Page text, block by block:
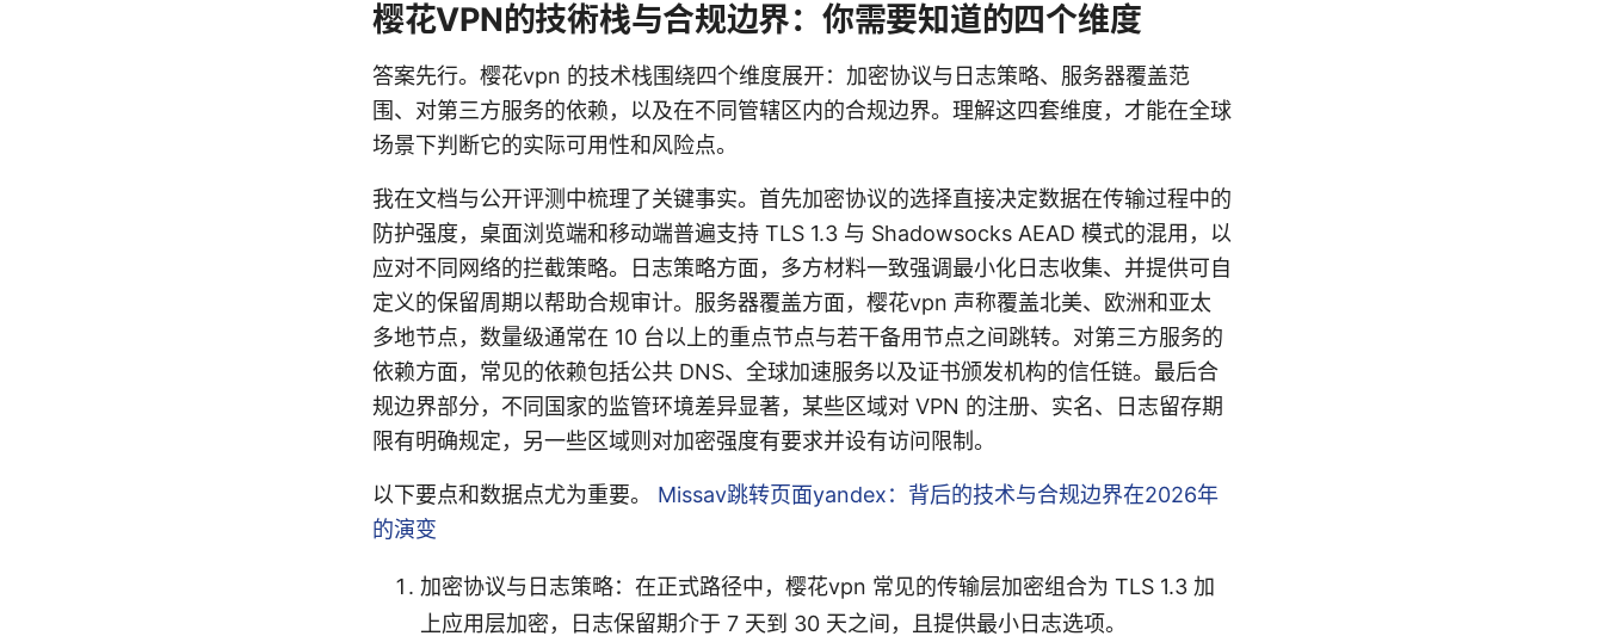
樱花VPN的技術栈与合规边界：你需要知道的四个维度
答案先行。樱花vpn 的技术栈围绕四个维度展开：加密协议与日志策略、服务器覆盖范
围、对第三方服务的依赖，以及在不同管辖区内的合规边界。理解这四套维度，才能在全球
场景下判断它的实际可用性和风险点。
我在文档与公开评测中梳理了关键事实。首先加密协议的选择直接决定数据在传输过程中的
防护强度，桌面浏览端和移动端普遍支持 TLS 1.3 与 Shadowsocks AEAD 模式的混用，以
应对不同网络的拦截策略。日志策略方面，多方材料一致强调最小化日志收集、并提供可自
定义的保留周期以帮助合规审计。服务器覆盖方面，樱花vpn 声称覆盖北美、欧洲和亚太
多地节点，数量级通常在 10 台以上的重点节点与若干备用节点之间跳转。对第三方服务的
依赖方面，常见的依赖包括公共 DNS、全球加速服务以及证书颁发机构的信任链。最后合
规边界部分，不同国家的监管环境差异显著，某些区域对 VPN 的注册、实名、日志留存期
限有明确规定，另一些区域则对加密强度有要求并设有访问限制。
以下要点和数据点尤为重要。 Missav跳转页面yandex：背后的技术与合规边界在2026年
的演变
加密协议与日志策略：在正式路径中，樱花vpn 常见的传输层加密组合为 TLS 1.3 加
上应用层加密，日志保留期介于 7 天到 30 天之间，且提供最小日志选项。